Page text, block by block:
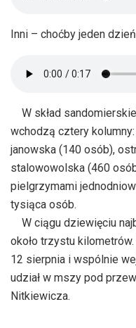
Inni – choćby jeden
W skład
wchodzą cztery
janowska (140 osób),
stalowowolska (460
pielgrzymami
tysiąca osób.
W ciągu dziewięciu
około trzystu
12 sierpnia i wspólnie
udział w mszy pod
Nitkiewicza.